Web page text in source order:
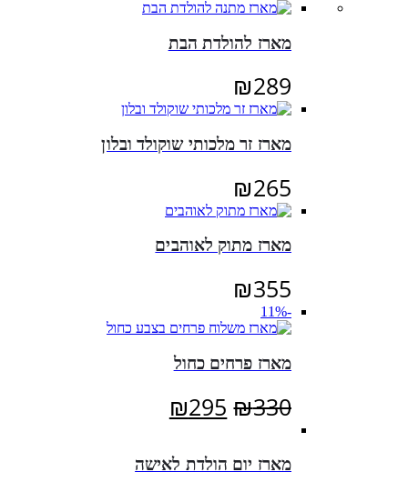
מארז להולדת הבת
₪289
מארז זר מלכותי שוקולד ובלון
₪265
מארז מתוק לאוהבים
₪355
-11%
מארז פרחים כחול
₪330
המחיר
היה:
₪295
הוא:
מארז יום הולדת לאישה